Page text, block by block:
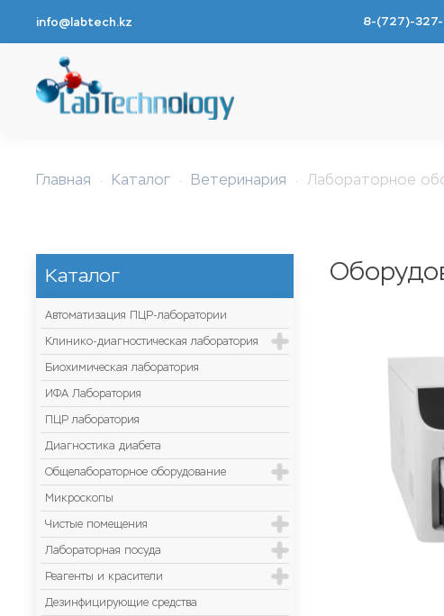
info@labtech.kz 8-(727)-
Главная Каталог Ветеринария Лабораторное
Каталог
Автоматизация ПЦР-лаборатории
Клинико-диагностическая лаборатория
Биохимическая лаборатория
ИФА Лаборатория
ПЦР лаборатория
Диагностика диабета
Общелабораторное оборудование
Микроскопы
Чистые помещения
Лабораторная посуда
Реагенты и красители
Дезинфицирующие средства